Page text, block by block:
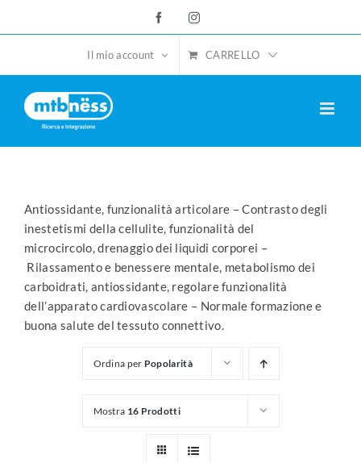
FacebookInstagram
Il mio account CARRELLO
Antiossidante, funzionalità articolare – Contrasto degli
inestetismi della cellulite, funzionalità del
microcircolo, drenaggio dei liquidi corporei –
Rilassamento e benessere mentale, metabolismo dei
carboidrati, antiossidante, regolare funzionalità
dell’apparato cardiovascolare – Normale formazione e
buona salute del tessuto connettivo.
Ordina per Popolarità
Mostra 16 Prodotti